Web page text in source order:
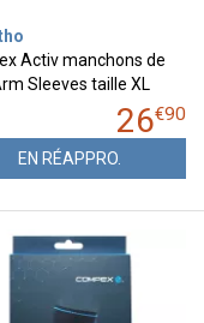
Activ manchons de
Sleeves taille XL
26€90
EN RÉAPPRO.